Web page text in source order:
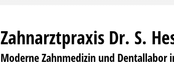
Zahnarztpraxis Dr. S.
Moderne Zahnmedizin und Dentallabor